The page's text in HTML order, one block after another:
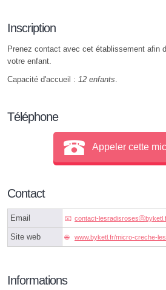
Inscription
Prenez contact avec cet établissement afin
votre enfant.
Capacité d'accueil : 12 enfants
Téléphone
Appeler cette
Contact
Email contact-
Site web www.byketl.fr/micro-creche-
Informations